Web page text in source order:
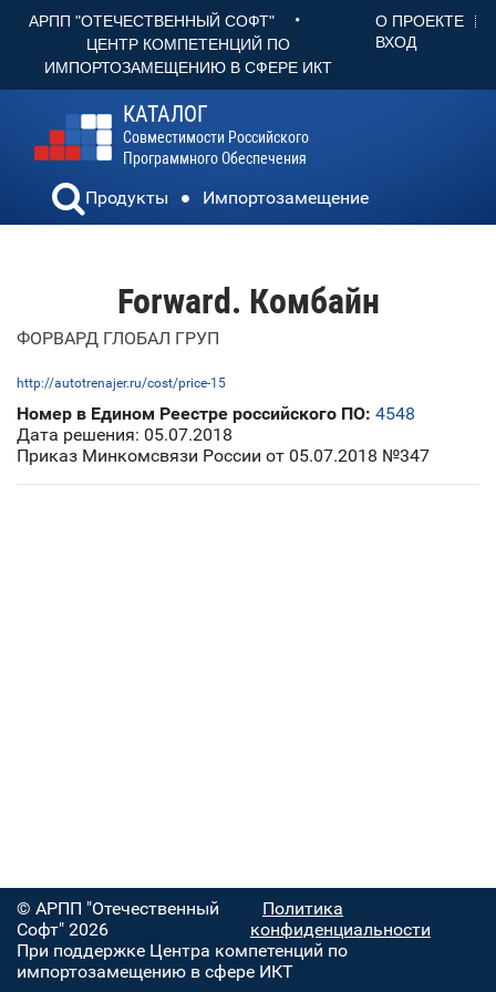
АРПП "ОТЕЧЕСТВЕННЫЙ СОФТ" •
ЦЕНТР КОМПЕТЕНЦИЙ ПО
ИМПОРТОЗАМЕЩЕНИЮ В СФЕРЕ ИКТ
О ПРОЕКТЕ
ВХОД
КАТАЛОГ
Совместимости Российского
Программного Обеспечения
Продукты Импортозамещение
Forward. Комбайн
ФОРВАРД ГЛОБАЛ ГРУП
http://autotrenajer.ru/cost/price-15
Номер в Едином Реестре российского ПО: 4548
Дата решения: 05.07.2018
Приказ Минкомсвязи России от 05.07.2018 №347
© АРПП "Отечественный
Софт" 2026
Политика
конфиденциальности
При поддержке Центра компетенций по
импортозамещению в сфере ИКТ